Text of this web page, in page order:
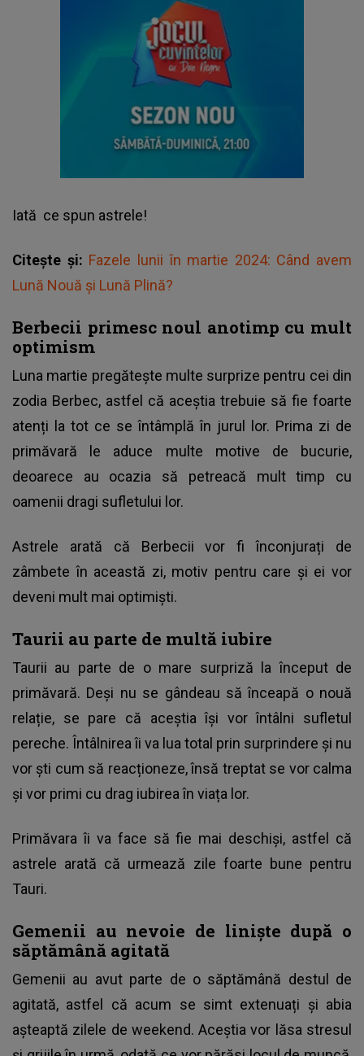
Iată ce spun astrele!
Citește și: Fazele lunii în martie 2024: Când avem
Lună Nouă și Lună Plină?
Berbecii primesc noul anotimp cu mult
optimism
Luna martie pregătește multe surprize pentru cei din
zodia Berbec, astfel că aceștia trebuie să fie foarte
atenți la tot ce se întâmplă în jurul lor. Prima zi de
primăvară le aduce multe motive de bucurie,
deoarece au ocazia să petreacă mult timp cu
oamenii dragi sufletului lor.
Astrele arată că Berbecii vor fi înconjurați de
zâmbete în această zi, motiv pentru care și ei vor
deveni mult mai optimiști.
Taurii au parte de multă iubire
Taurii au parte de o mare surpriză la început de
primăvară. Deși nu se gândeau să înceapă o nouă
relație, se pare că aceștia își vor întâlni sufletul
pereche. Întâlnirea îi va lua total prin surprindere și nu
vor ști cum să reacționeze, însă treptat se vor calma
și vor primi cu drag iubirea în viața lor.
Primăvara îi va face să fie mai deschiși, astfel că
astrele arată că urmează zile foarte bune pentru
Tauri.
Gemenii au nevoie de liniște după o
săptămână agitată
Gemenii au avut parte de o săptămână destul de
agitată, astfel că acum se simt extenuați și abia
așteaptă zilele de weekend. Aceștia vor lăsa stresul